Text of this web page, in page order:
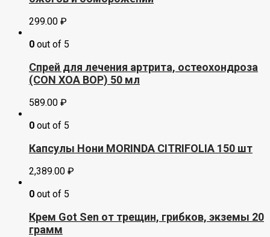
299.00 ₽
0 out of 5
Спрей для лечения артрита, остеохондроза
(CON XOA BOP) 50 мл
589.00 ₽
0 out of 5
Капсулы Нони MORINDA CITRIFOLIA 150 шт
2,389.00 ₽
0 out of 5
Крем Got Sеn от трещин, грибков, экземы 20
грамм